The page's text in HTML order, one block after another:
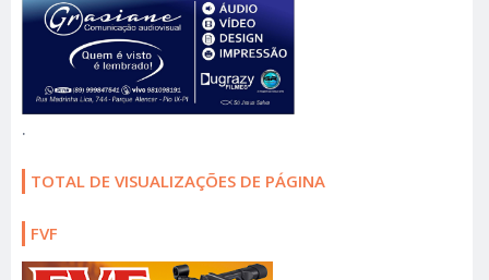
.
TOTAL DE VISUALIZAÇÕES DE PÁGINA
FVF